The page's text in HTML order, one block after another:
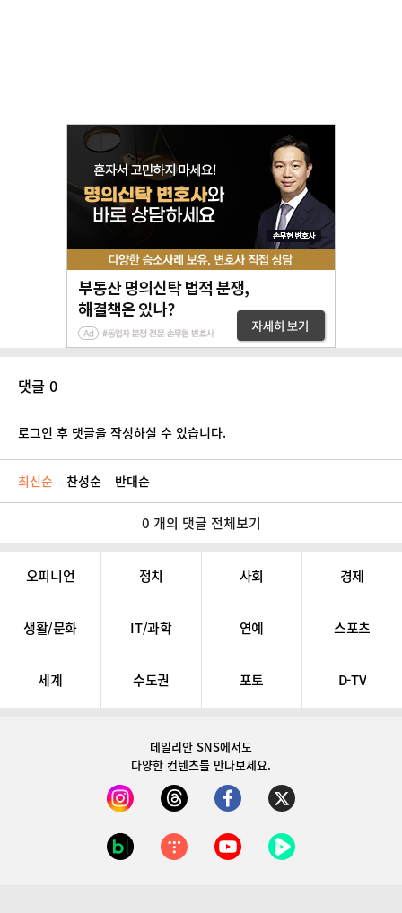
댓글 0
로그인 후 댓글을 작성하실 수 있습니다.
최신순 찬성순 반대순
0 개의 댓글 전체보기
오피니언 정치 사회 경제
생활/문화 IT/과학 연예 스포츠
세계 수도권 포토 D-TV
데일리안 SNS에서도
다양한 컨텐츠를 만나보세요.